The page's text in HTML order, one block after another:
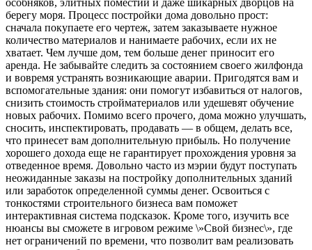
берегу моря. Процесс постройки дома довольно прост:
сначала покупаете его чертеж, затем заказываете нужное
количество материалов и нанимаете рабочих, если их не
хватает. Чем лучше дом, тем больше денег приносит его
аренда. Не забывайте следить за состоянием своего жилфонда
и вовремя устранять возникающие аварии. Пригодятся вам и
вспомогательные здания: они помогут избавиться от налогов,
снизить стоимость стройматериалов или удешевят обучение
новых рабочих. Помимо всего прочего, дома можно улучшать,
сносить, инспектировать, продавать — в общем, делать все,
что принесет вам дополнительную прибыль. Но получение
хорошего дохода еще не гарантирует прохождения уровня за
отведенное время. Довольно часто из мэрии будут поступать
неожиданные заказы на постройку дополнительных зданий
или заработок определенной суммы денег. Освоиться с
тонкостями строительного бизнеса вам поможет
интерактивная система подсказок. Кроме того, изучить все
нюансы вы сможете в игровом режиме \»Свой бизнес\», где
нет ограничений по времени, что позволит вам реализовать